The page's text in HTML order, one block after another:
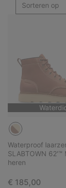
Sorteren op
Waterproof
SLABTOWN 62'™
heren
Regular price:
€ 185,00